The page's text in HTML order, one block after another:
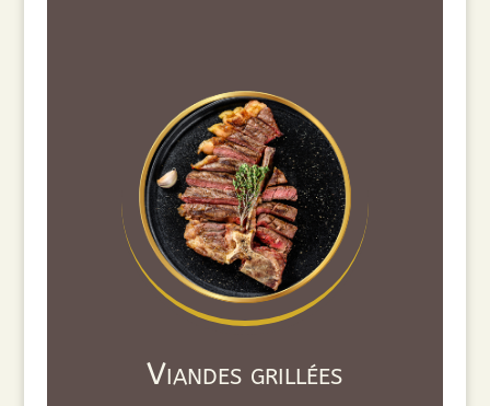
Viandes grillées